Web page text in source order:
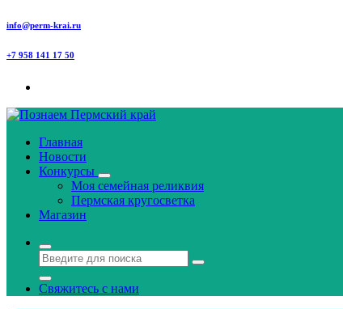
info@perm-krai.ru
+7 958 141 17 50
Главная
Новости
Конкурсы
Моя семейная реликвия
Пермская кругосветка
Магазин
Свяжитесь с нами